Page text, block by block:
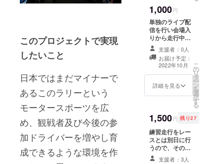
このプロジェクトで実現
したいこと
日本ではまだマイナーで
あるこのラリーという
モータースポーツを広
め、観戦者及び今後の参
加ドライバーを増やし育
成できるような環境を作
で、会場に来ら
れない方もこち
らから観戦くだ
さい！！ 参戦
レース日程 10月
9日 高岡 万
葉 富山県 10月
23日 富士山 お
やま 静岡県 11
月20日 豊田
愛知県 ※観戦に
関する詳細とラ
クはメールにて
お送りいたしま
す。 ※レース開
催場所までの移
動はご自身でお
願いします。 備
考欄にて観戦も
1,000円
単独のライブ配
信を行い会場入
りから走行中、
途中の休憩時間
などすべてのプ
ログラムを中継
するので、ラ
リーのすべてを
ドライバー目線
支援者：0人
お届け予定：
2022年10月
詳細を見る
こ
の
リ
タ
ー
ン
を
選
択
す
る
1,500円 残り27
練習走行をレー
スとは別日に行
うので、その時
に同乗走行をし
支援者：3人